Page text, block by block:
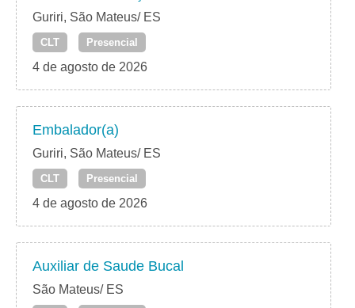
Guriri, São Mateus/ ES
CLT Presencial
4 de agosto de 2026
Embalador(a)
Guriri, São Mateus/ ES
CLT Presencial
4 de agosto de 2026
Auxiliar de Saude Bucal
São Mateus/ ES